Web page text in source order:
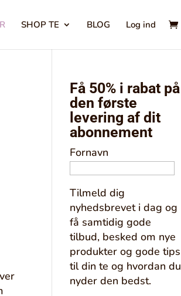
SHOP TE BLOG Log ind
Få 50% i rabat på
den første
levering af dit
abonnement
Fornavn
Tilmeld dig
nyhedsbrevet i dag og
få samtidig gode
tilbud, besked om nye
produkter og gode tips
til din te og hvordan du
nyder den bedst.